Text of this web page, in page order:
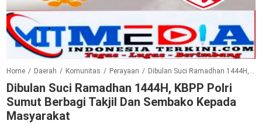
Home / Daerah / Komunitas / Perayaan / Dibulan Suci Ramadhan 1444H, KBPP Polri Sumut Berbagi Takjil dan Sembako Kepada Masyarakat
Dibulan Suci Ramadhan 1444H, KBPP Polri
Sumut Berbagi Takjil Dan Sembako Kepada
Masyarakat